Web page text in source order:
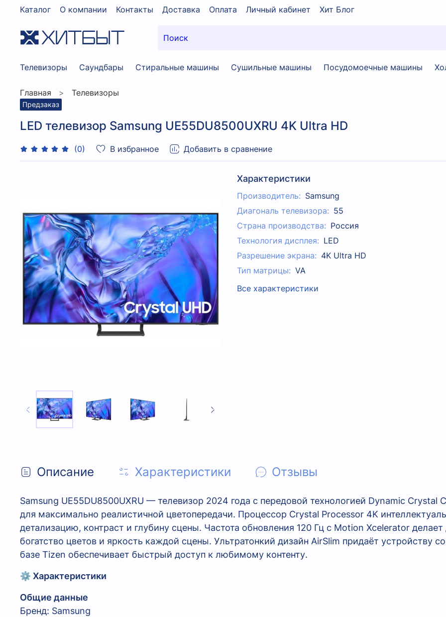
Каталог О компании Контакты Доставка Оплата Личный кабинет Хит Блог
Телевизоры Саундбары Стиральные машины Сушильные машины Посудомоечные машины
Главная Телевизоры
Предзаказ
LED телевизор Samsung UE55DU8500UXRU 4K Ultra HD
(0) В избранное Добавить в сравнение
Характеристики
Производитель: Samsung
Диагональ телевизора: 55
Страна производства: Россия
Технология дисплея: LED
Разрешение экрана: 4K Ultra HD
Тип матрицы: VA
Все характеристики
Описание Характеристики Отзывы
Samsung UE55DU8500UXRU — телевизор 2024 года с передовой технологией Dynamic
для максимально реалистичной цветопередачи. Процессор Crystal Processor 4K
детализацию, контраст и глубину сцены. Частота обновления 120 Гц с Motion Xcelerator
богатство цветов и яркость каждой сцены. Ультратонкий дизайн AirSlim придаёт устройству
базе Tizen обеспечивает быстрый доступ к любимому контенту.
⚙️ Характеристики
Общие данные
Бренд: Samsung